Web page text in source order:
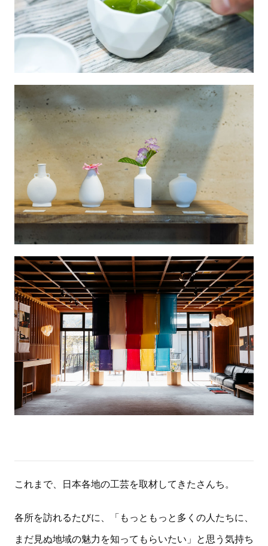
これまで、日本各地の工芸を取材してきたさんち。
各所を訪れるたびに、「もっともっと多くの人たちに、
まだ見ぬ地域の魅力を知ってもらいたい」と思う気持ち